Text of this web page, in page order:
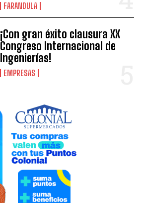
FARANDULA
¡Con gran éxito clausura XX
Congreso Internacional de
Ingenierías!
EMPRESAS